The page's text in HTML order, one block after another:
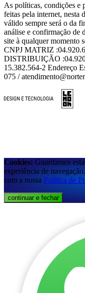
As políticas, condições e
feitas pela internet, nesta
válido sempre será o da
análise e confirmação de
site à qualquer momento
CNPJ MATRIZ
DISTRIBUIÇÃO
15.382.564-2 Endereço
075 /
Cookies: Guardamos
experiência de
com a nossa Política de
continuar e fechar